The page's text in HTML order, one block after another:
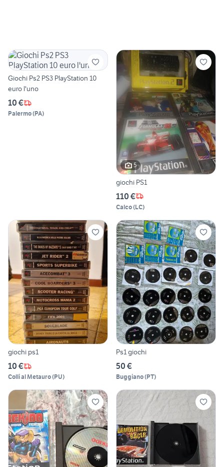
Giochi Ps2 PS3 PlayStation 10
euro l'uno
10 €
Palermo(PA)
5
giochi PS1
110 €
Calco(LC)
giochi ps1
10 €
Colli al Metauro(PU)
Ps1 giochi
50 €
Buggiano(PT)